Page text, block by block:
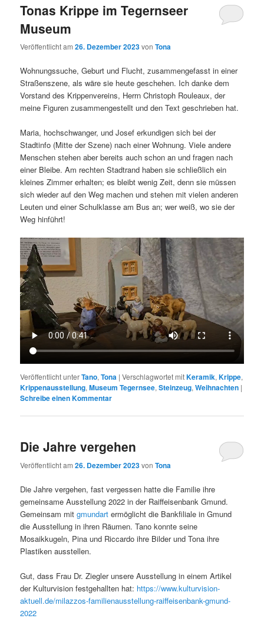
Tonas Krippe im Tegernseer
Museum
Veröffentlicht am26. Dezember 2023vonTona
Wohnungssuche, Geburt und Flucht, zusammengefasst in einer
Straßenszene, als wäre sie heute geschehen. Ich danke dem
Vorstand des Krippenvereins, Herrn Christoph Rouleaux, der
meine Figuren zusammengestellt und den Text geschrieben hat.
Maria, hochschwanger, und Josef erkundigen sich bei der
Stadtinfo (Mitte der Szene) nach einer Wohnung. Viele andere
Menschen stehen aber bereits auch schon an und fragen nach
einer Bleibe. Am rechten Stadtrand haben sie schließlich ein
kleines Zimmer erhalten; es bleibt wenig Zeit, denn sie müssen
sich wieder auf den Weg machen und stehen mit vielen anderen
Leuten und einer Schulklasse am Bus an; wer weiß, wo sie der
Weg hinführt!
Veröffentlicht unterTano,Tona |Verschlagwortet mitKeramik,Krippe,
Krippenausstellung,Museum Tegernsee,Steinzeug,Weihnachten |
Schreibe einen Kommentar
Die Jahre vergehen
Veröffentlicht am26. Dezember 2023vonTona
Die Jahre vergehen, fast vergessen hatte die Familie ihre
gemeinsame Ausstellung 2022 in der Raiffeisenbank Gmund.
Gemeinsam mitgmundart ermöglicht die Bankfiliale in Gmund
die Ausstellung in ihren Räumen. Tano konnte seine
Mosaikkugeln, Pina und Riccardo ihre Bilder und Tona ihre
Plastiken ausstellen.
Gut, dass Frau Dr. Ziegler unsere Ausstellung in einem Artikel
der Kulturvision festgehallten hat: https://www.kulturvision-
aktuell.de/milazzos-familienausstellung-raiffeisenbank-gmund-
2022